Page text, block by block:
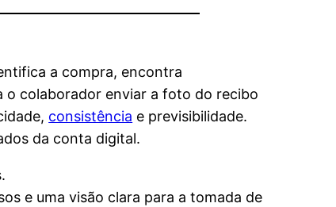
a compra, encontra
o colaborador enviar a foto do recibo
consistência e previsibilidade.
da conta digital.
e uma visão clara para a tomada de